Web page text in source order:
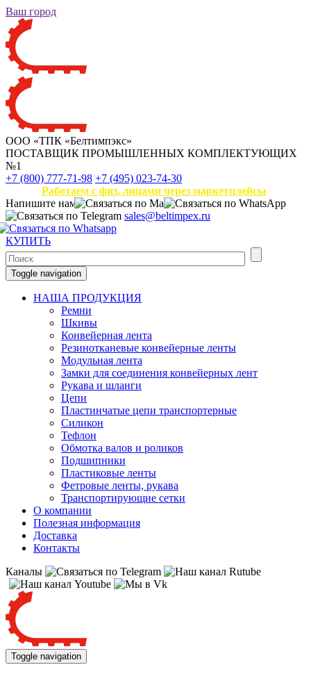
Ваш город
ООО «ТПК «Белтимпэкс»
ПОСТАВЩИК ПРОМЫШЛЕННЫХ КОМПЛЕКТУЮЩИХ
№1
+7 (800) 777-71-98 +7 (495) 023-74-30
Работаем с физ. лицами через маркетплейсы
Напишите нам
sales@beltimpex.ru
КУПИТЬ
Toggle navigation
НАША ПРОДУКЦИЯ
Ремни
Шкивы
Конвейерная лента
Резинотканевые конвейерные ленты
Модульная лента
Замки для соединения конвейерных лент
Рукава и шланги
Цепи
Пластинчатые цепи транспортерные
Силикон
Тефлон
Обмотка валов и роликов
Подшипники
Пластиковые ленты
Фетровые ленты, рукава
Транспортирующие сетки
О компании
Полезная информация
Доставка
Контакты
Каналы
Toggle navigation